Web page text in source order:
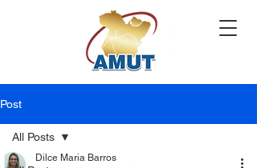
Post
All Posts
Dilce Maria Barros